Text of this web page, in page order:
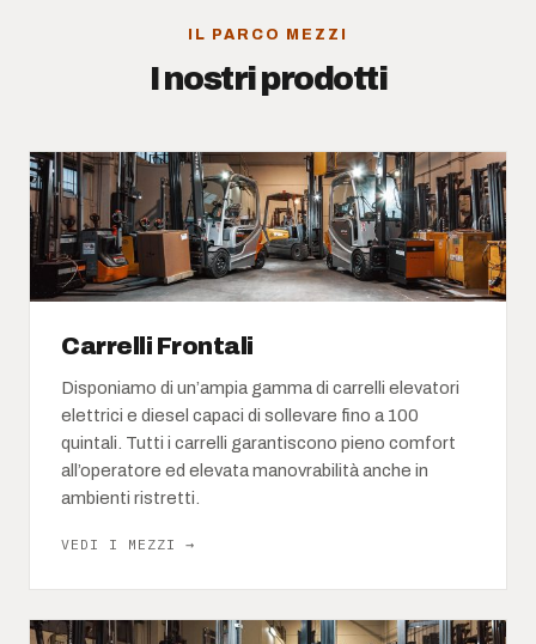
IL PARCO MEZZI
I nostri prodotti
Carrelli Frontali
Disponiamo di un’ampia gamma di carrelli elevatori
elettrici e diesel capaci di sollevare fino a 100
quintali. Tutti i carrelli garantiscono pieno comfort
all’operatore ed elevata manovrabilità anche in
ambienti ristretti.
VEDI I MEZZI →